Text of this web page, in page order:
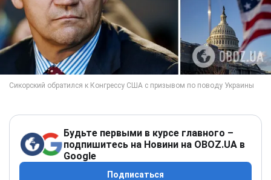
Будьте первыми в курсе главного –
подпишитесь на Новини на OBOZ.UA в
Google
Подписаться